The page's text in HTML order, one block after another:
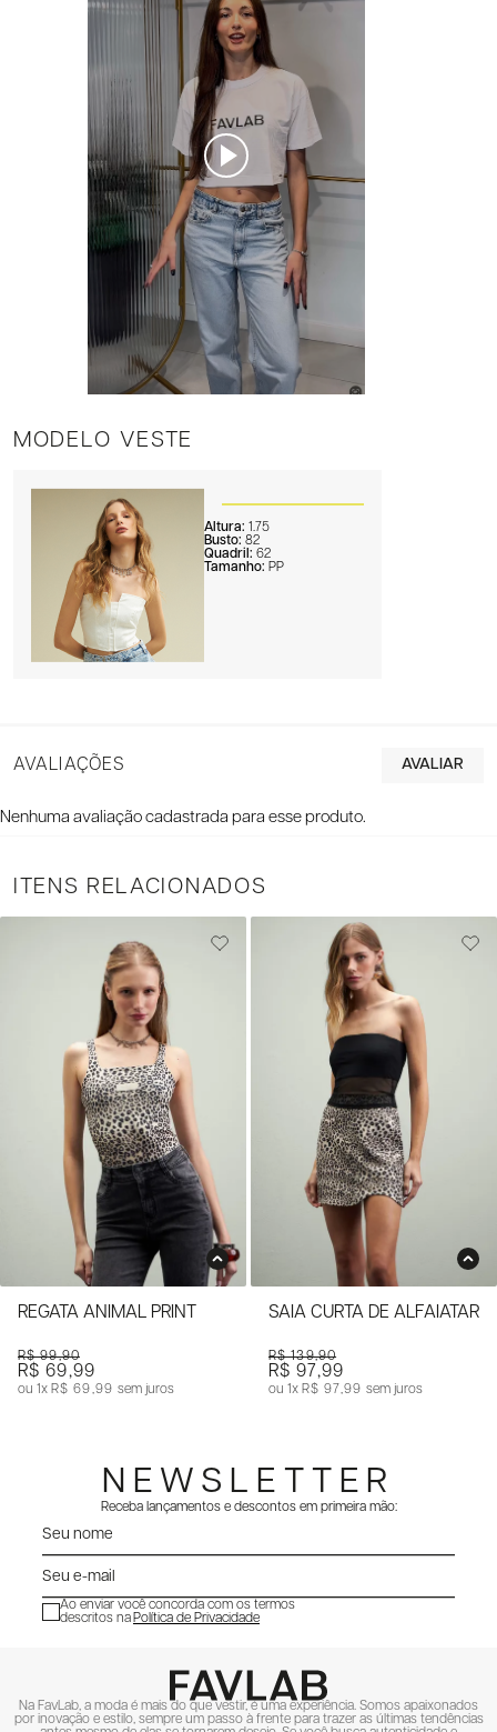
MODELO VESTE
Altura: 1.75
Busto: 82
Quadril: 62
Tamanho: PP
AVALIAÇÕES
Nenhuma avaliação cadastrada para esse produto.
ITENS RELACIONADOS
REGATA ANIMAL PRINT
R$ 99,90
R$ 69,99
1x R$ 69,99sem juros
SAIA CURTA DE
R$ 139,90
R$ 97,99
1x R$ 97,99sem juros
NEWSLETTER
Receba lançamentos e descontos em primeira mão:
Ao enviar você concorda com os termos
descritos na Política de Privacidade
Na FavLab, a moda é mais do que vestir, é uma experiência. Somos apaixonados
por inovação e estilo, sempre um passo à frente para trazer as últimas tendências